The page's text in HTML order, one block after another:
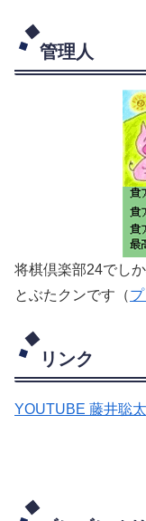
管理人
将棋倶楽部24でし
とぶたクンです（
リンク
YOUTUBE 藤井聡